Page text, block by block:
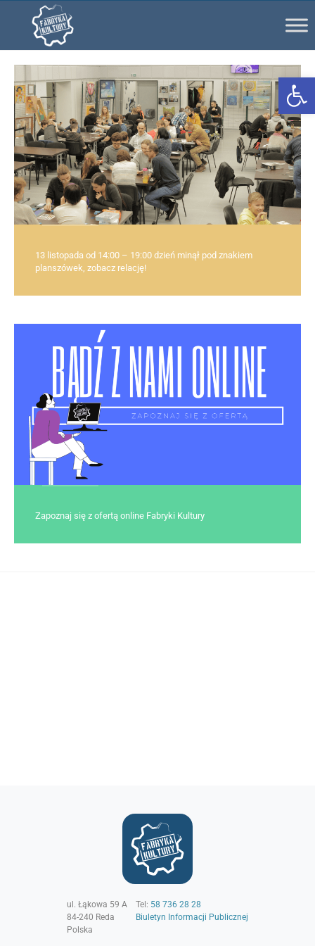
13 listopada od 14:00 – 19:00 dzień minął pod znakiem
planszówek, zobacz relację!
Zapoznaj się z ofertą online Fabryki Kultury
ul. Łąkowa 59 A
84-240 Reda
Polska
Tel: 58 736 28 28
Biuletyn Informacji Publicznej